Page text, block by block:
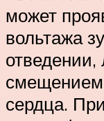
может
вольтажа
отведении,
смещением
сердца.